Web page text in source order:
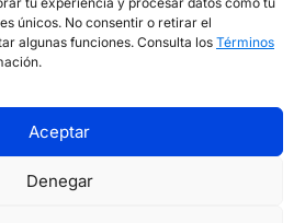
únicos. No consentir o retirar el
algunas funciones. Consulta los Términos
Aceptar
Denegar